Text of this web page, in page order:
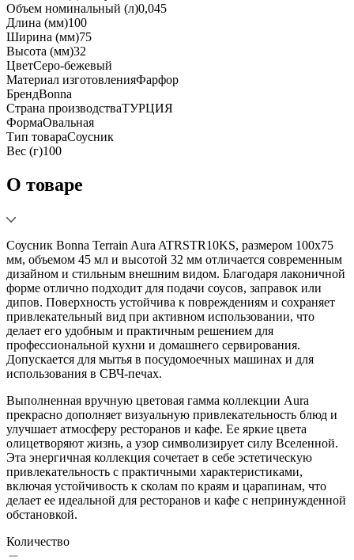
Объем номинальный (л)0,045
Длина (мм)100
Ширина (мм)75
Высота (мм)32
ЦветСеро-бежевый
Материал изготовленияФарфор
БрендBonna
Страна производстваТУРЦИЯ
ФормаОвальная
Тип товараСоусник
Вес (г)100
О товаре
Соусник Bonna Terrain Aura ATRSTR10KS, размером 100x75
мм, объемом 45 мл и высотой 32 мм отличается современным
дизайном и стильным внешним видом. Благодаря лаконичной
форме отлично подходит для подачи соусов, заправок или
дипов. Поверхность устойчива к повреждениям и сохраняет
привлекательный вид при активном использовании, что
делает его удобным и практичным решением для
профессиональной кухни и домашнего сервирования.
Допускается для мытья в посудомоечных машинах и для
использования в СВЧ-печах.
Выполненная вручную цветовая гамма коллекции Aura
прекрасно дополняет визуальную привлекательность блюд и
улучшает атмосферу ресторанов и кафе. Ее яркие цвета
олицетворяют жизнь, а узор символизирует силу Вселенной.
Эта энергичная коллекция сочетает в себе эстетическую
привлекательность с практичными характеристиками,
включая устойчивость к сколам по краям и царапинам, что
делает ее идеальной для ресторанов и кафе с непринужденной
обстановкой.
Количество